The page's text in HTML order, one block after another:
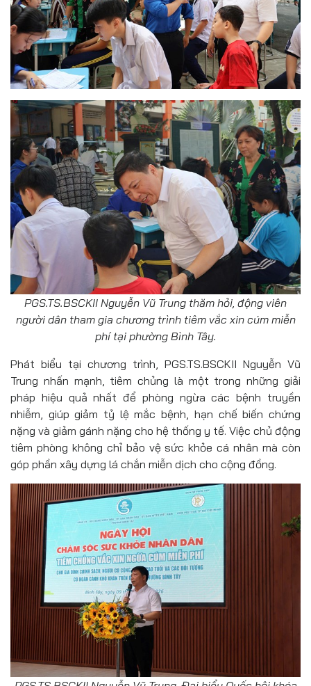
PGS.TS.BSCKII Nguyễn Vũ Trung thăm hỏi, động viên
người dân tham gia chương trình tiêm vắc xin cúm miễn
phí tại phường Bình Tây.
Phát biểu tại chương trình, PGS.TS.BSCKII Nguyễn Vũ
Trung nhấn mạnh, tiêm chủng là một trong những giải
pháp hiệu quả nhất để phòng ngừa các bệnh truyền
nhiễm, giúp giảm tỷ lệ mắc bệnh, hạn chế biến chứng
nặng và giảm gánh nặng cho hệ thống y tế. Việc chủ động
tiêm phòng không chỉ bảo vệ sức khỏe cá nhân mà còn
góp phần xây dựng lá chắn miễn dịch cho cộng đồng.